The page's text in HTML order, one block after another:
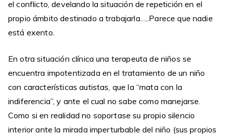
el conflicto, develando la situación de repetición en el
propio ámbito destinado a trabajarla…..Parece que nadie
está exento.
En otra situación clínica una terapeuta de niños se
encuentra impotentizada en el tratamiento de un niño
con características autistas, que la “mata con la
indiferencia”, y ante el cual no sabe como manejarse.
Como si en realidad no soportase su propio silencio
interior ante la mirada imperturbable del niño (sus propios